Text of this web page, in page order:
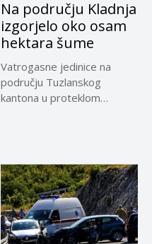
Na području Kladnja
izgorjelo oko osam
hektara šume
Vatrogasne jedinice na
području Tuzlanskog
kantona u proteklom